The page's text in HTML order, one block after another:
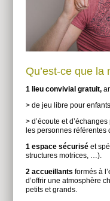
Qu’est-ce que la
1 lieu convivial gratuit,
> de jeu libre pour
> d’écoute et
les personnes référentes
1 espace sécuriséet
structures motrices, …).
2 accueillants formés à
d’offrir une atmosphère
petits et grands.